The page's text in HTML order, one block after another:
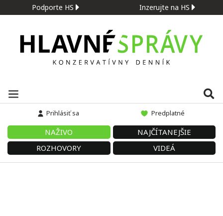
Podporte HS Inzerujte na HS
Prihlásiť sa Predplatné
NAŽIVO
NAJČÍTANEJŠIE
ROZHOVORY
VIDEÁ